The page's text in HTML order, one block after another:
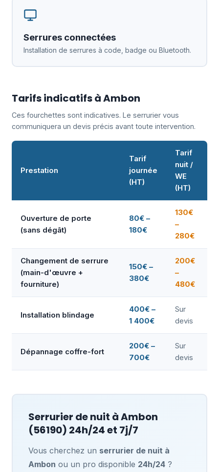
Serrures connectées
Installation de serrures à code, badge ou Bluetooth.
Tarifs indicatifs à Ambon
Ces fourchettes sont indicatives. Le serrurier vous
communiquera un devis précis avant toute intervention.
Prestation
Tarif
journée
(HT)
Tarif
nuit /
WE
(HT)
Ouverture de porte
(sans dégât)
80€ –
180€
130€
–
280€
Changement de serrure
(main-d'œuvre +
fourniture)
150€ –
380€
200€
–
480€
Installation blindage
400€ –
1 400€
Sur
devis
Dépannage coffre-fort
200€ –
700€
Sur
devis
Serrurier de nuit àAmbon
(56190) 24h/24 et 7j/7
Vous cherchez un serrurier de nuit à
Ambon ou un pro disponible 24h/24?